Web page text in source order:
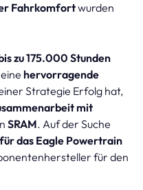
Fahrkomfortwurden
zu 175.000 Stunden
hervorragende
Strategie Erfolg hat,
mit
SRAM. Auf der Suche
das Eagle Powertrain
für den